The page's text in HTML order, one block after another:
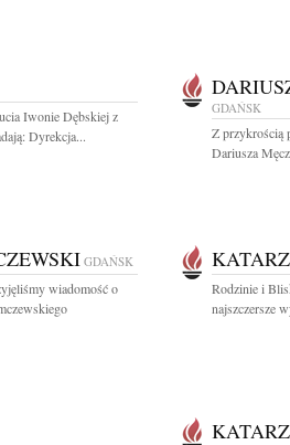
Iwonie Dębskiej z
Dyrekcja...
GDAŃSK
Z przykrością
Dariusza
GDAŃSK
wiadomość o
Rodzinie i
najszczersze